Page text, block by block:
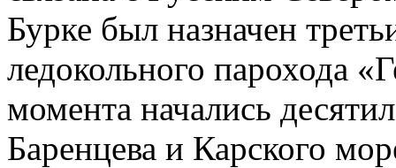
Бурке был назначен
ледокольного парохода
момента начались
Баренцева и Карского